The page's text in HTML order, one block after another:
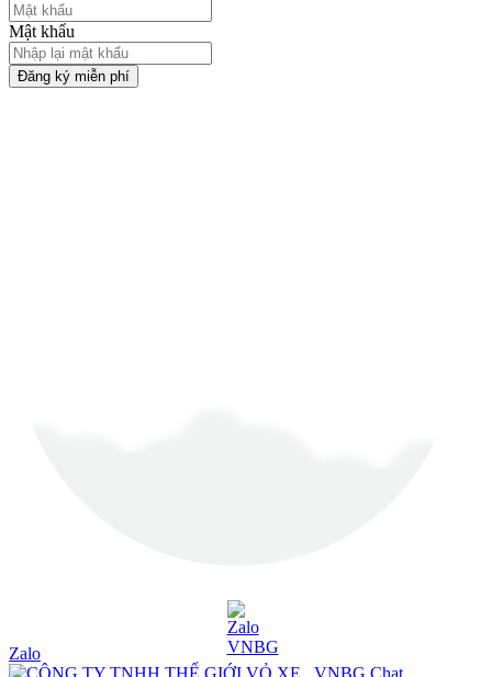
Mật khẩu
Đăng ký miễn phí
Zalo
Chat